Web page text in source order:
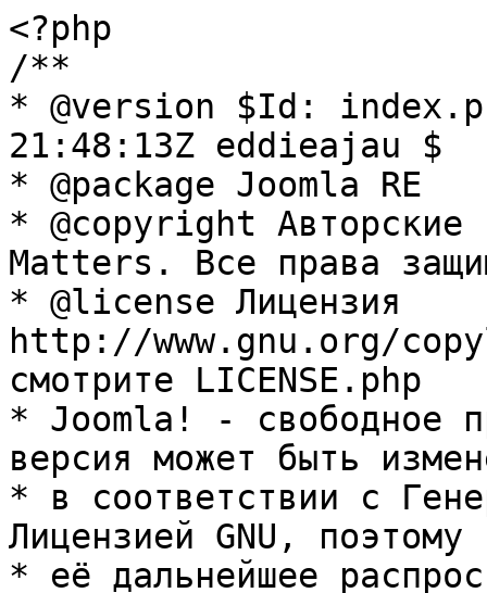
<?php
/**
* @version $Id:
21:48:13Z eddieajau $
* @package Joomla RE
* @copyright Авторские
Matters. Все права
* @license Лицензия
http://www.gnu.org/
смотрите LICENSE.php
* Joomla! - свободное
версия может быть
* в соответствии с
Лицензией GNU, поэтому
* её дальнейшее